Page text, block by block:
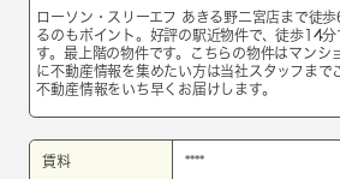
ローソン・スリーエフ あきる野二宮店まで徒
るのもポイント。好評の駅近物件で、徒歩14
す。最上階の物件です。こちらの物件はマンシ
に不動産情報を集めたい方は当社スタッフまで
不動産情報をいち早くお届けします。
賃料 ****